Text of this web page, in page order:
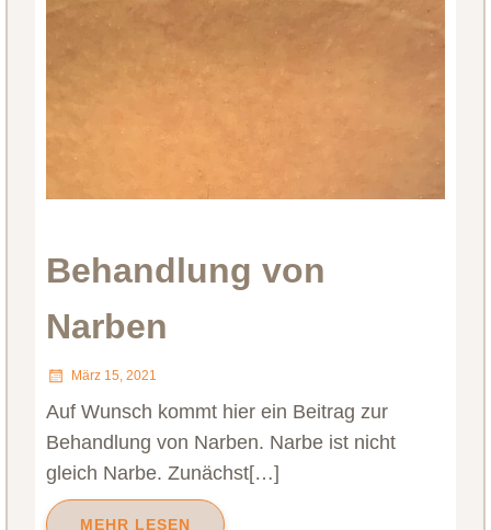
Behandlung von
Narben
März 15, 2021
Auf Wunsch kommt hier ein Beitrag zur
Behandlung von Narben. Narbe ist nicht
gleich Narbe. Zunächst[…]
MEHR LESEN